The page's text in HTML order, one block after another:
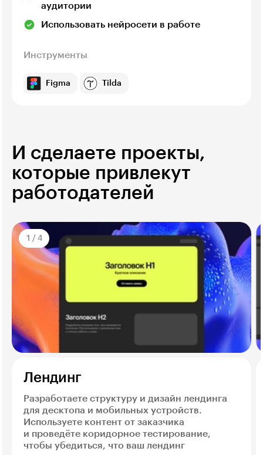
аудитории
Использовать нейросети в работе
Инструменты
Figma Tilda
И сделаете проекты,
которые привлекут
работодателей
1 / 4
Лендинг
Разработаете структуру и дизайн лендинга
для десктопа и мобильных устройств.
Используете контент от заказчика
и проведёте коридорное тестирование,
чтобы убедиться, что ваш лендинг